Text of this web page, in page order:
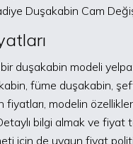
Duşakabin Cam
duşakabin modeli
füme duşakabin,
modelin
bilgi almak ve
için de uygun fiyat